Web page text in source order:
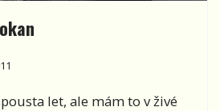
let, ale mám to v živé